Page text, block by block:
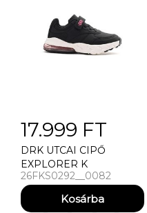
17.999 FT
DRK UTCAI CIPŐ
EXPLORER K
26FKS0292__0082